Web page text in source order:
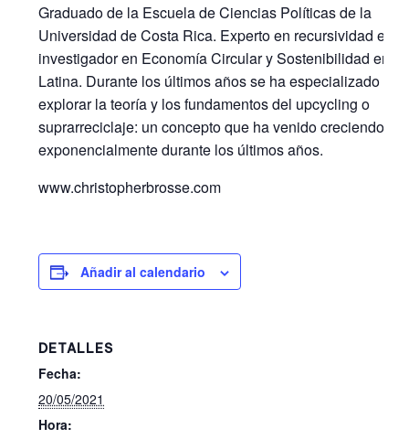
Graduado de la Escuela de Ciencias Políticas de la
Universidad de Costa Rica. Experto en recursividad e
investigador en Economía Circular y Sostenibilidad en
Latina. Durante los últimos años se ha especializado en
explorar la teoría y los fundamentos del upcycling o
suprarreciclaje: un concepto que ha venido creciendo
exponencialmente durante los últimos años.
www.christopherbrosse.com
Añadir al calendario
DETALLES
Fecha:
20/05/2021
Hora: